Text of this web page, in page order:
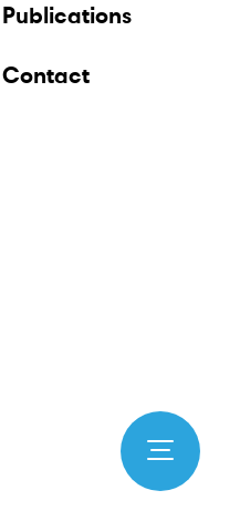
Publications
Contact